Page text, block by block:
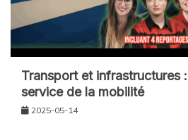
Transport et infrastructures
service de la mobilité
2025-05-14